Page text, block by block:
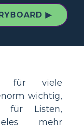
▶
für viele
wichtig,
für Listen,
mehr